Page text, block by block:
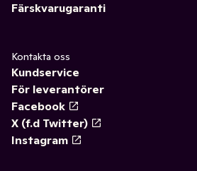
Färskvarugaranti
Kontakta oss
Kundservice
För leverantörer
Facebook
X (f.d Twitter)
Instagram